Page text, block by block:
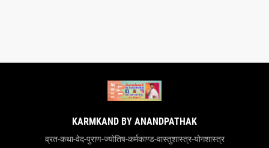
KARMKAND BY ANANDPATHAK
व्रत-कथा-वेद-पुराण-ज्योतिष-कर्मकाण्ड-वास्तुशास्त्र-योगशास्त्र